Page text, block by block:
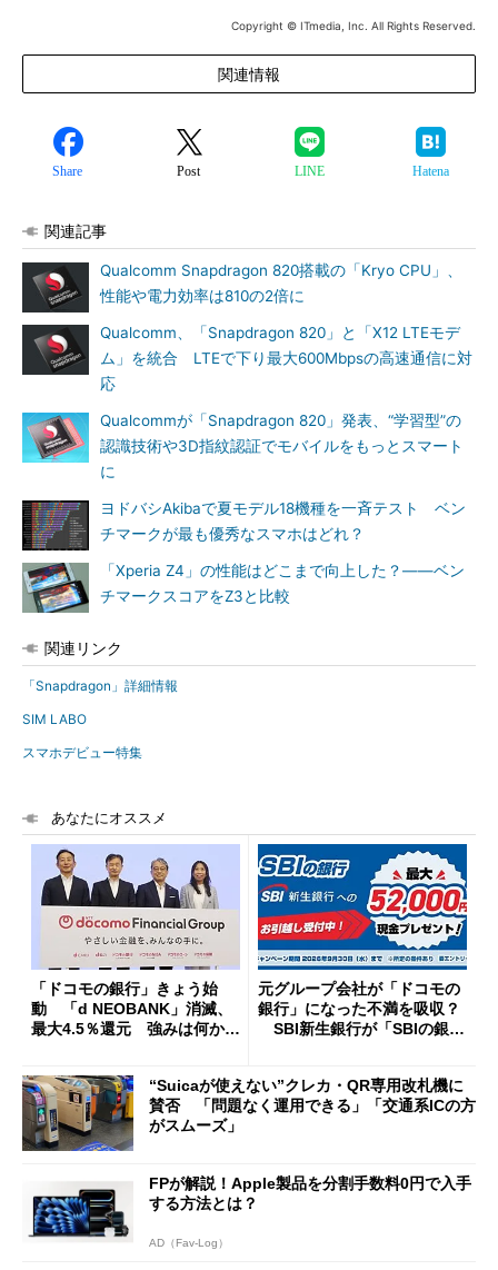
Copyright © ITmedia, Inc. All Rights Reserved.
関連情報
Share Post LINE Hatena
関連記事
Qualcomm Snapdragon 820搭載の「Kryo CPU」、
性能や電力効率は810の2倍に
Qualcomm、「Snapdragon 820」と「X12 LTEモデ
ム」を統合 LTEで下り最大600Mbpsの高速通信に対
応
Qualcommが「Snapdragon 820」発表、“学習型”の
認識技術や3D指紋認証でモバイルをもっとスマート
に
ヨドバシAkibaで夏モデル18機種を一斉テスト ベン
チマークが最も優秀なスマホはどれ？
「Xperia Z4」の性能はどこまで向上した？――ベン
チマークスコアをZ3と比較
関連リンク
「Snapdragon」詳細情報
SIM LABO
スマホデビュー特集
あなたにオススメ
「ドコモの銀行」きょう始
動 「d NEOBANK」消滅、
最大4.5％還元 強みは何か解
元グループ会社が「ドコモの
銀行」になった不満を吸収？
SBI新生銀行が「SBIの銀
開催
“Suicaが使えない”クレカ・QR専用改札機に
賛否 「問題なく運用できる」「交通系ICの方
がスムーズ」
FPが解説！Apple製品を分割手数料0円で入手
する方法とは？
AD（Fav-Log）